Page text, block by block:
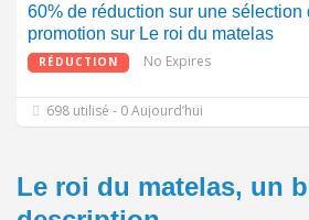
60% de réduction sur une sélection
promotion sur Le roi du matelas
RÉDUCTION No Expires
698 utilisé - 0 Aujourd’hui
Le roi du matelas, un